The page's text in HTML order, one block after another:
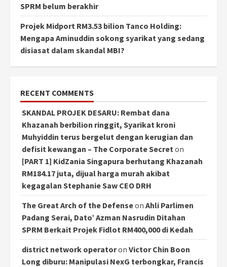
SPRM belum berakhir
Projek Midport RM3.53 bilion Tanco Holding:
Mengapa Aminuddin sokong syarikat yang sedang
disiasat dalam skandal MBI?
RECENT COMMENTS
SKANDAL PROJEK DESARU: Rembat dana
Khazanah berbilion ringgit, Syarikat kroni
Muhyiddin terus bergelut dengan kerugian dan
defisit kewangan – The Corporate Secret on
[PART 1] KidZania Singapura berhutang Khazanah
RM184.17 juta, dijual harga murah akibat
kegagalan Stephanie Saw CEO DRH
The Great Arch of the Defenseon Ahli Parlimen
Padang Serai, Dato’ Azman Nasrudin Ditahan
SPRM Berkait Projek Fidlot RM400,000 di Kedah
district network operatoron Victor Chin Boon
Long diburu: Manipulasi NexG terbongkar, Francis